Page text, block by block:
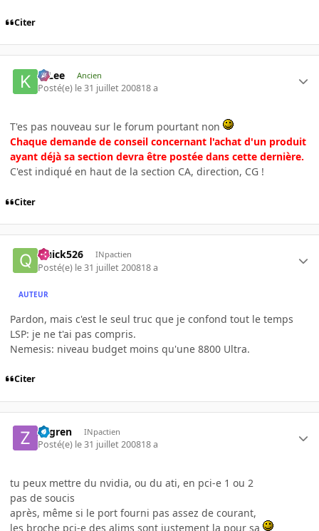
Citer
K-Lee Ancien
Posté(e) le 31 juillet 200818 a
T'es pas nouveau sur le forum pourtant non
Chaque demande de conseil concernant l'achat d'un produit
ayant déjà sa section devra être postée dans cette dernière.
C'est indiqué en haut de la section CA, direction, CG !
Citer
Quick526 INpactien
Posté(e) le 31 juillet 200818 a
AUTEUR
Pardon, mais c'est le seul truc que je confond tout le temps
LSP: je ne t'ai pas compris.
Nemesis: niveau budget moins qu'une 8800 Ultra.
Citer
zogren INpactien
Posté(e) le 31 juillet 200818 a
tu peux mettre du nvidia, ou du ati, en pci-e 1 ou 2
pas de soucis
après, même si le port fourni pas assez de courant,
les broche pci-e des alims sont justement la pour sa